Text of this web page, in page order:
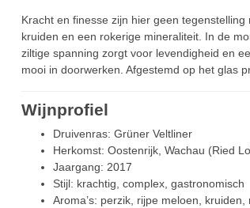
Kracht en finesse zijn hier geen
kruiden en een rokerige mineraliteit. In de
ziltige spanning zorgt voor levendigheid en
mooi in doorwerken. Afgestemd op het glas
Wijnprofiel
Druivenras: Grüner Veltliner
Herkomst: Oostenrijk, Wachau (Ried
Jaargang: 2017
Stijl: krachtig, complex, gastronomisch
Aroma’s: perzik, rijpe meloen,